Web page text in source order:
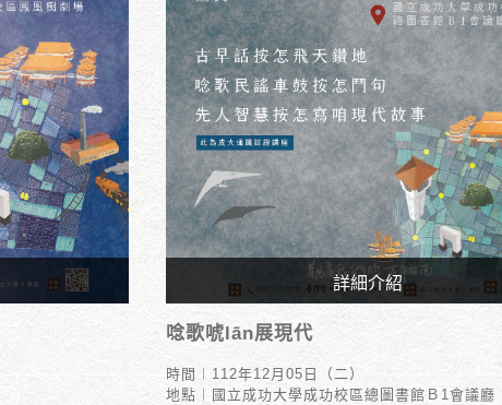
場
詳細介紹
時間︱112年12月05日（二）
地點︱國立成功大學成功校區總圖書館Ｂ1
唸歌唬lān展現代
時間︱112年12月05日（二）
地點︱國立成功大學成功校區總圖書館Ｂ1會議廳